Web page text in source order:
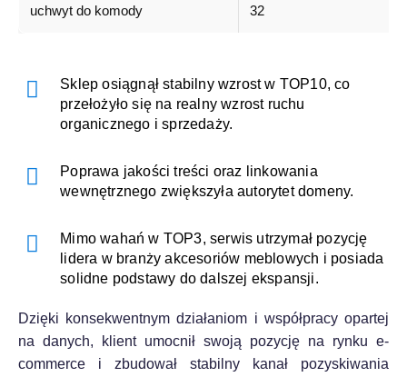
uchwyt do komody 32
Sklep osiągnął stabilny wzrost w TOP10, co
przełożyło się na realny wzrost ruchu
organicznego i sprzedaży.
Poprawa jakości treści oraz linkowania
wewnętrznego zwiększyła autorytet domeny.
Mimo wahań w TOP3, serwis utrzymał pozycję
lidera w branży akcesoriów meblowych i posiada
solidne podstawy do dalszej ekspansji.
Dzięki konsekwentnym działaniom i współpracy opartej
na danych, klient umocnił swoją pozycję na rynku e-
commerce i zbudował stabilny kanał pozyskiwania